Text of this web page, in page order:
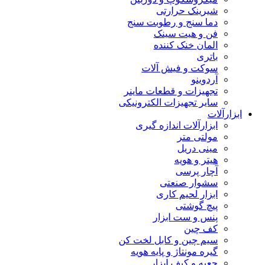
شیرینک حرارتی
دما سنج و رطوبت سنج
فن و هیت سینک
المان خنک کننده
باتری
سوکت و فیش آلات
آردوینو
تجهیزات و قطعات ماینر
سایر تجهیزات الکترونیکی
ابزارآلات
ابزارآلات اندازه گیری
مولتی متر
مینی دریل
هیتر و هویه
آچار پرسی
سشوار صنعتی
ابزار لحیم کاری
پیچ گوشتی
پنس و ست ابزار
کف چین
سیم چین و کابل لخت کن
گیره مونتاژ و پایه هویه
جعبه و کیف ابزار